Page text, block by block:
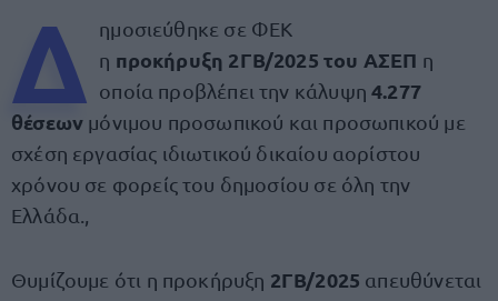
Δ ημοσιεύθηκε σε ΦΕΚ
η προκήρυξη 2ΓΒ/2025 του ΑΣΕΠ η
οποία προβλέπει την κάλυψη4.277
θέσεων μόνιμου προσωπικού και προσωπικού με
σχέση εργασίας ιδιωτικού δικαίου αορίστου
χρόνου σε φορείς του δημοσίου σε όλη την
Ελλάδα.,
Θυμίζουμε ότι η προκήρυξη 2ΓΒ/2025 απευθύνεται